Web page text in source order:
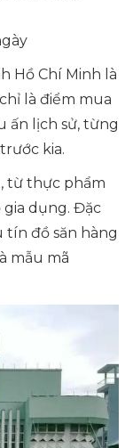
Hồ Chí Minh là
là điểm mua
ấn lịch sử, từng
kia.
từ thực phẩm
gia dụng. Đặc
tín đồ săn hàng
mẫu mã